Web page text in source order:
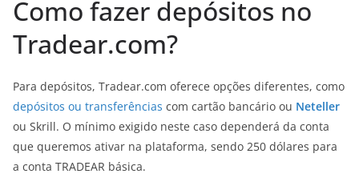
Como fazer depósitos no
Tradear.com?
Para depósitos, Tradear.com oferece opções diferentes, como
depósitos ou transferências com cartão bancário ou Neteller
ou Skrill. O mínimo exigido neste caso dependerá da conta
que queremos ativar na plataforma, sendo 250 dólares para
a conta TRADEAR básica.